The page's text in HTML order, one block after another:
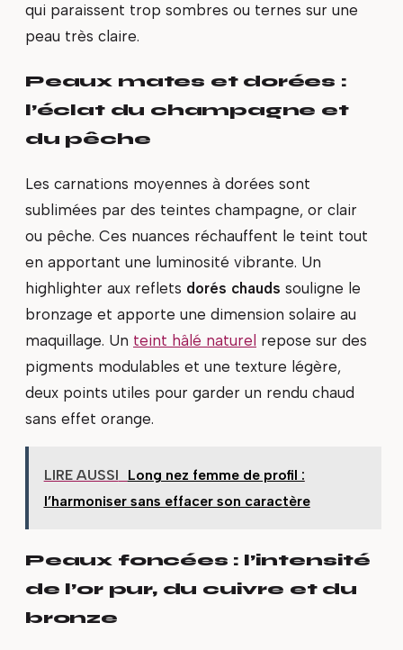
qui paraissent trop sombres ou ternes sur une
peau très claire.
Peaux mates et dorées :
l’éclat du champagne et
du pêche
Les carnations moyennes à dorées sont
sublimées par des teintes champagne, or clair
ou pêche. Ces nuances réchauffent le teint tout
en apportant une luminosité vibrante. Un
highlighter aux reflets dorés chauds souligne le
bronzage et apporte une dimension solaire au
maquillage. Un teint hâlé naturel repose sur des
pigments modulables et une texture légère,
deux points utiles pour garder un rendu chaud
sans effet orange.
LIRE AUSSI
Long nez femme de profil :
l’harmoniser sans effacer son caractère
Peaux foncées : l’intensité
de l’or pur, du cuivre et du
bronze